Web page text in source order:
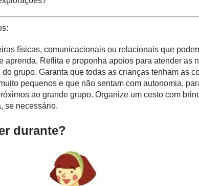
físicas, comunicacionais ou relacionais que
aprenda. Reflita e proponha apoios para atender as
grupo. Garanta que todas as crianças tenham as
pequenos e que não sentam com autonomia,
ao grande grupo. Organize um cesto com
se necessário.
durante?